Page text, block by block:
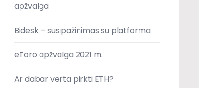
apžvalga
Bidesk – susipažinimas su platforma
eToro apžvalga 2021 m.
Ar dabar verta pirkti ETH?